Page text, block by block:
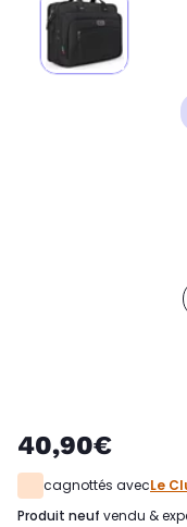
40,90€
cagnottés avecLe
produit neuf vendu &